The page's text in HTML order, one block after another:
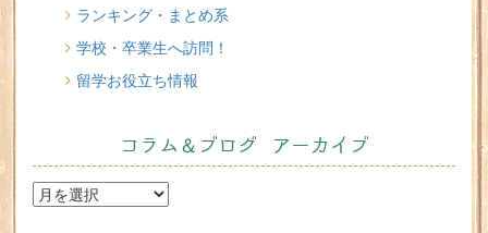
ランキング・まとめ系
学校・卒業生へ訪問！
留学お役立ち情報
コラム＆ブログ アーカイブ